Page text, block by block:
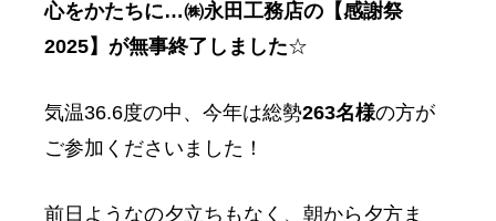
心をかたちに…㈱永田工務店の【感謝祭
2025】が無事終了しました☆
気温36.6度の中、今年は総勢263名様の方が
ご参加くださいました！
前日ようなの夕立ちもなく、朝から夕方ま